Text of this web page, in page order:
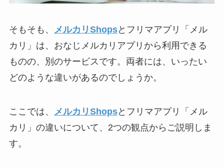
そもそも、 メルカリShopsとフリマアプリ「メル
カリ」は、おなじメルカリアプリから利用できる
ものの、別のサービスです。両者には、いったい
どのような違いがあるのでしょうか。
ここでは、 メルカリShopsとフリマアプリ「メル
カリ」の違いについて、2つの観点からご説明しま
す。